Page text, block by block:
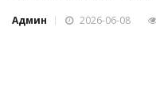
Админ 2026-06-08